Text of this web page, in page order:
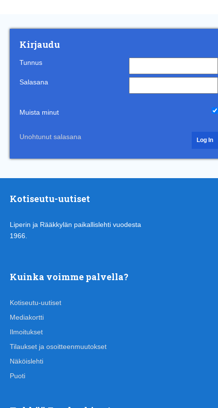
Kirjaudu
Tunnus
Salasana
Muista minut
Unohtunut salasana
Kotiseutu-uutiset
Liperin ja Rääkkylän paikallislehti vuodesta
1966.
Kuinka voimme palvella?
Kotiseutu-uutiset
Mediakortti
Ilmoitukset
Tilaukset ja osoitteenmuutokset
Näköislehti
Puoti